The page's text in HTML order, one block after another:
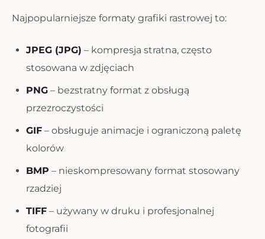
Najpopularniejsze formaty grafiki rastrowej to:
JPEG (JPG) – kompresja stratna, często
stosowana w zdjęciach
PNG – bezstratny format z obsługą
przezroczystości
GIF – obsługuje animacje i ograniczoną paletę
kolorów
BMP – nieskompresowany format stosowany
rzadziej
TIFF – używany w druku i profesjonalnej
fotografii